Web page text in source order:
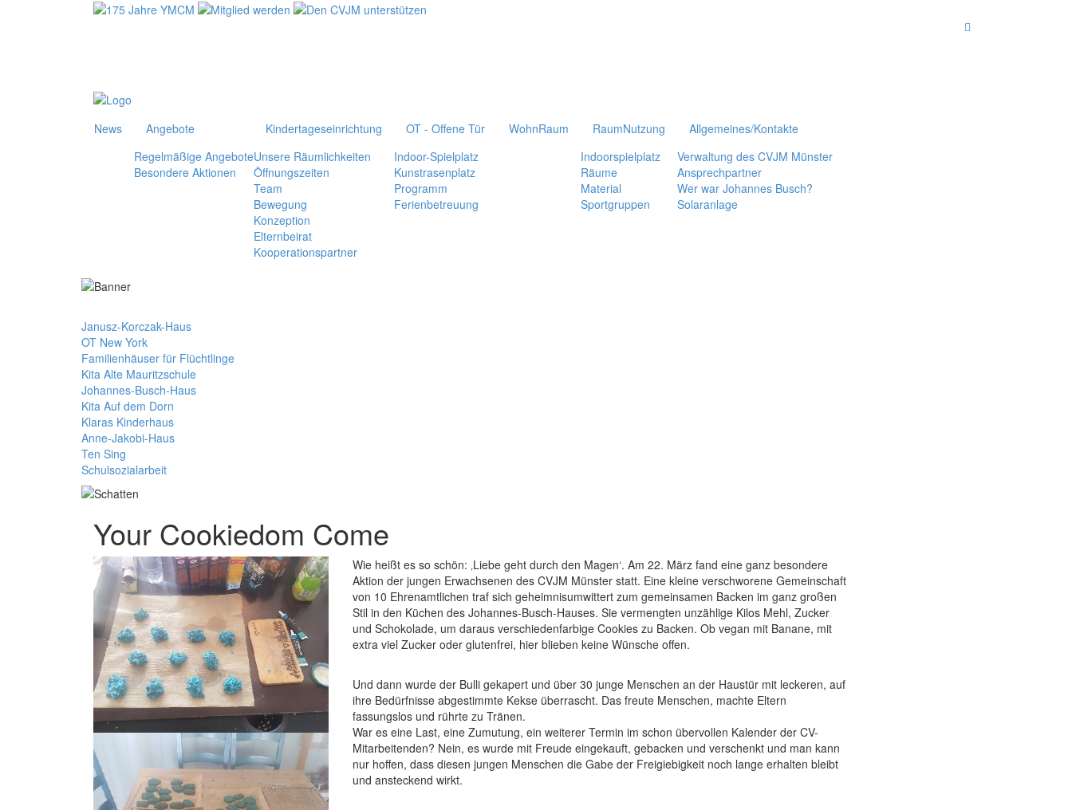
News
Angebote
Regelmäßige Angebote
Besondere Aktionen
Kindertageseinrichtung
Unsere Räumlichkeiten
Öffnungszeiten
Team
Bewegung
Konzeption
Elternbeirat
Kooperationspartner
OT - Offene Tür
Indoor-Spielplatz
Kunstrasenplatz
Programm
Ferienbetreuung
WohnRaum
RaumNutzung
Indoorspielplatz
Räume
Material
Sportgruppen
Allgemeines/Kontakte
Verwaltung des CVJM Münster
Ansprechpartner
Wer war Johannes Busch?
Solaranlage
Janusz-Korczak-Haus
OT New York
Familienhäuser für Flüchtlinge
Kita Alte Mauritzschule
Johannes-Busch-Haus
Kita Auf dem Dorn
Klaras Kinderhaus
Anne-Jakobi-Haus
Ten Sing
Schulsozialarbeit
Your Cookiedom Come
Wie heißt es so schön: ‚Liebe geht durch den Magen‘. Am 22. März fand eine ganz besondere
Aktion der jungen Erwachsenen des CVJM Münster statt. Eine kleine verschworene Gemeinschaft
von 10 Ehrenamtlichen traf sich geheimnisumwittert zum gemeinsamen Backen im ganz großen
Stil in den Küchen des Johannes-Busch-Hauses. Sie vermengten unzählige Kilos Mehl, Zucker
und Schokolade, um daraus verschiedenfarbige Cookies zu Backen. Ob vegan mit Banane, mit
extra viel Zucker oder glutenfrei, hier blieben keine Wünsche offen.
Und dann wurde der Bulli gekapert und über 30 junge Menschen an der Haustür mit leckeren, auf
ihre Bedürfnisse abgestimmte Kekse überrascht. Das freute Menschen, machte Eltern
fassungslos und rührte zu Tränen.
War es eine Last, eine Zumutung, ein weiterer Termin im schon übervollen Kalender der CV-
Mitarbeitenden? Nein, es wurde mit Freude eingekauft, gebacken und verschenkt und man kann
nur hoffen, dass diesen jungen Menschen die Gabe der Freigiebigkeit noch lange erhalten bleibt
und ansteckend wirkt.